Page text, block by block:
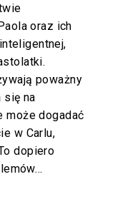
oraz ich
poważny
się na
może dogadać
w Carlu,
dopiero